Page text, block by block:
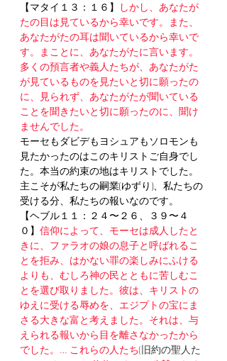
【マタイ１３：１６】
しかし、あなたが
たの目は見ているから幸いです。また、
あなたがたの耳は聞いているから幸いで
す。まことに、あなたがたに言います。
多くの預言者や義人たちが、あなたがた
が見ているものを見たいと切に願ったの
に、見られず、あなたがたが聞いている
ことを聞きたいと切に願ったのに、聞け
ませんでした。
モーセもダビデもヨシュアもソロモンも
見たかったのはこのキリストご自身でし
た。本当の約束の地はキリストでした。
主こそが私たちの嗣業(ゆずり)、私たちの
受ける分、私たちの報いなのです。
【ヘブル１１：２４〜２６、３９〜４
０】 信仰によって、モーセは成人したと
きに、ファラオの娘の息子と呼ばれるこ
とを拒み、はかない罪の楽しみにふける
よりも、むしろ神の民とともに苦しむこ
とを選び取りました。彼は、キリストの
ゆえに受ける辱めを、エジプトの宝にま
さる大きな富と考えました。それは、与
えられる報いから目を離さなかったから
でした。… これらの人たち(旧約の聖人た